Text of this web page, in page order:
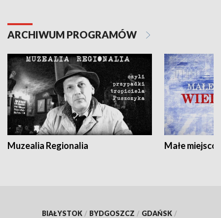
ARCHIWUM PROGRAMÓW
Muzealia Regionalia Małe
BIAŁYSTOK / BYDGOSZCZ / GDAŃSK /